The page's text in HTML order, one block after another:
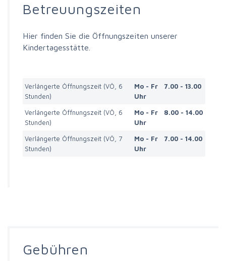
Betreuungszeiten
Hier finden Sie die Öffnungszeiten unserer
Kindertagesstätte.
Verlängerte Öffnungszeit (VÖ, 6
Stunden)
Mo - Fr 7.00 - 13.00
Uhr
Verlängerte Öffnungszeit (VÖ, 6
Stunden)
Mo - Fr 8.00 - 14.00
Uhr
Verlängerte Öffnungszeit (VÖ, 7
Stunden)
Mo - Fr 7.00 - 14.00
Uhr
Gebühren